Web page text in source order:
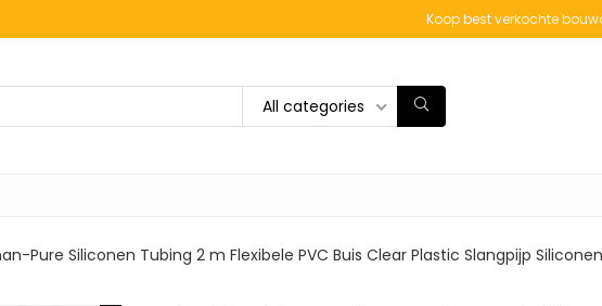
Koop best verkochte
All categories
Pure Siliconen Tubing 2 m Flexibele PVC Buis Clear Plastic Slangpijp